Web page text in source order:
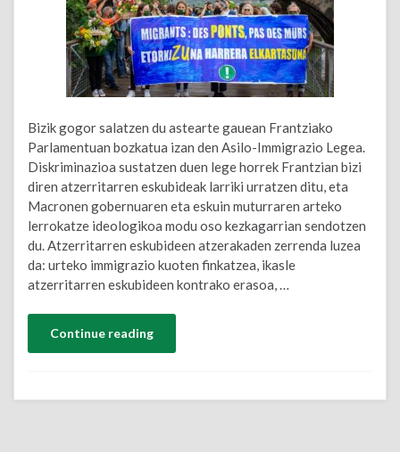
Bizik gogor salatzen du astearte gauean Frantziako
Parlamentuan bozkatua izan den Asilo-Immigrazio Legea.
Diskriminazioa sustatzen duen lege horrek Frantzian bizi
diren atzerritarren eskubideak larriki urratzen ditu, eta
Macronen gobernuaren eta eskuin muturraren arteko
lerrokatze ideologikoa modu oso kezkagarrian sendotzen
du. Atzerritarren eskubideen atzerakaden zerrenda luzea
da: urteko immigrazio kuoten finkatzea, ikasle
atzerritarren eskubideen kontrako erasoa, …
Continue reading